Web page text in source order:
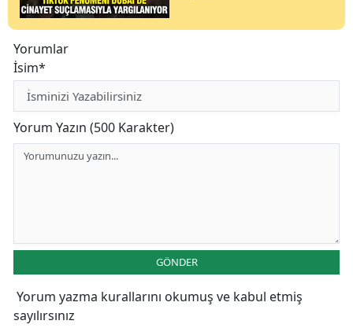
Yorumlar
İsim*
Yorum Yazın (500 Karakter)
GÖNDER
Yorum yazma kurallarını okumuş ve kabul etmiş
sayılırsınız